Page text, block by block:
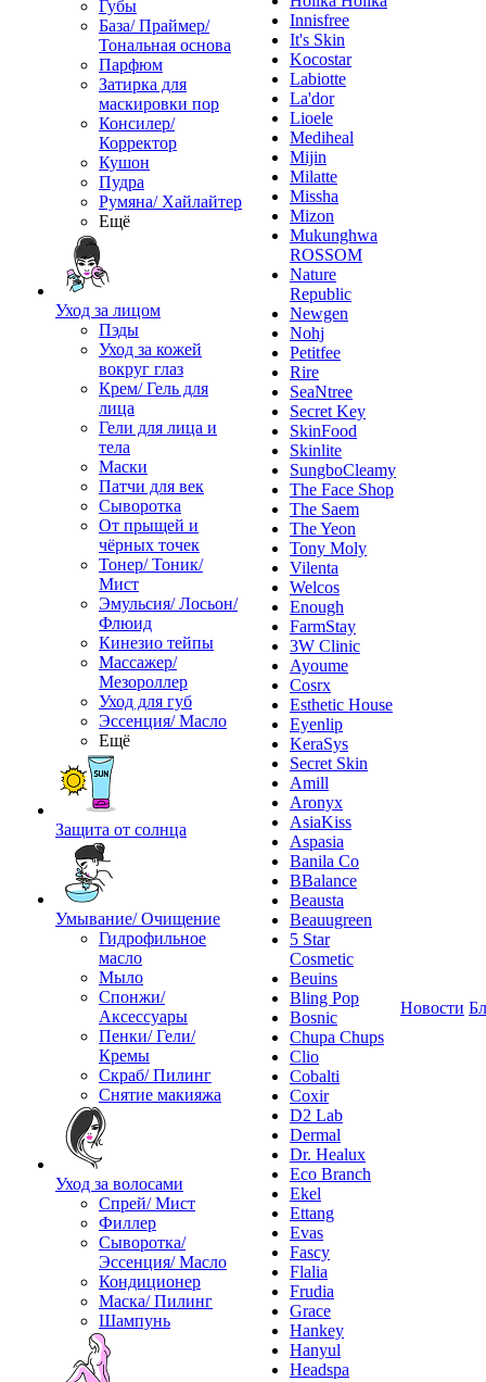
Губы
База/ Праймер/
Тональная основа
Парфюм
Затирка для
маскировки пор
Консилер/
Корректор
Кушон
Пудра
Румяна/ Хайлайтер
Ещё
Уход за лицом
Пэды
Уход за кожей
вокруг глаз
Крем/ Гель для
лица
Гели для лица и
тела
Маски
Патчи для век
Сыворотка
От прыщей и
чёрных точек
Тонер/ Тоник/
Мист
Эмульсия/ Лосьон/
Флюид
Кинезио тейпы
Массажер/
Мезороллер
Уход для губ
Эссенция/ Масло
Ещё
Защита от солнца
Умывание/ Очищение
Гидрофильное
масло
Мыло
Спонжи/
Аксессуары
Пенки/ Гели/
Кремы
Скраб/ Пилинг
Снятие макияжа
Уход за волосами
Спрей/ Мист
Филлер
Сыворотка/
Эссенция/ Масло
Кондиционер
Маска/ Пилинг
Шампунь
Innisfree
It's Skin
Kocostar
Labiotte
La'dor
Lioele
Mediheal
Mijin
Milatte
Missha
Mizon
Mukunghwa
ROSSOM
Nature
Republic
Newgen
Nohj
Petitfee
Rire
SeaNtree
Secret Key
SkinFood
Skinlite
SungboCleamy
The Face Shop
The Saem
The Yeon
Tony Moly
Vilenta
Welcos
Enough
FarmStay
3W Clinic
Ayoume
Cosrx
Esthetic House
Eyenlip
KeraSys
Secret Skin
Amill
Aronyx
AsiaKiss
Aspasia
Banila Co
BBalance
Beausta
Beauugreen
5 Star
Cosmetic
Beuins
Bling Pop
Bosnic
Chupa Chups
Clio
Cobalti
Coxir
D2 Lab
Dermal
Dr. Healux
Eco Branch
Ekel
Ettang
Evas
Fascy
Flalia
Frudia
Grace
Hankey
Hanyul
Headspa
Новости